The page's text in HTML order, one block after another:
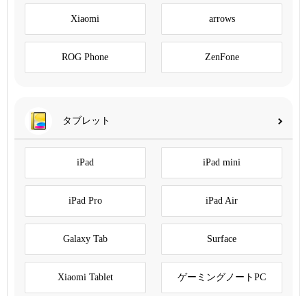
Xiaomi arrows
ROG Phone ZenFone
タブレット
iPad iPad mini
iPad Pro iPad Air
Galaxy Tab Surface
Xiaomi Tablet ゲーミングノートPC